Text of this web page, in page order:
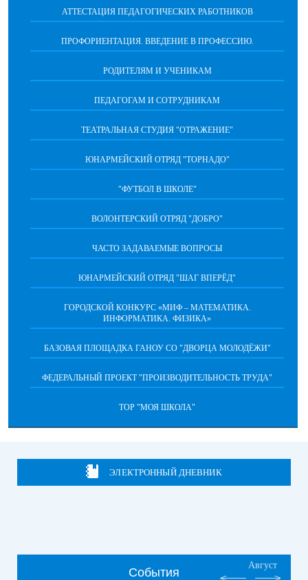
АТТЕСТАЦИЯ ПЕДАГОГИЧЕСКИХ РАБОТНИКОВ
ПРОФОРИЕНТАЦИЯ. ВВЕДЕНИЕ В ПРОФЕССИЮ.
РОДИТЕЛЯМ И УЧЕНИКАМ
ПЕДАГОГАМ И СОТРУДНИКАМ
ТЕАТРАЛЬНАЯ СТУДИЯ "ОТРАЖЕНИЕ"
ЮНАРМЕЙСКИЙ ОТРЯД "ТОРНАДО"
"ФУТБОЛ В ШКОЛЕ"
ВОЛОНТЕРСКИЙ ОТРЯД "ДОБРО"
ЧАСТО ЗАДАВАЕМЫЕ ВОПРОСЫ
ЮНАРМЕЙСКИЙ ОТРЯД "ШАГ ВПЕРËД"
ГОРОДСКОЙ КОНКУРС «МИФ – МАТЕМАТИКА.
ИНФОРМАТИКА. ФИЗИКА»
БАЗОВАЯ ПЛОЩАДКА ГАНОУ СО "ДВОРЦА МОЛОДЁЖИ"
ФЕДЕРАЛЬНЫЙ ПРОЕКТ "ПРОИЗВОДИТЕЛЬНОСТЬ ТРУДА"
ТОР "МОЯ ШКОЛА"
ЭЛЕКТРОННЫЙ ДНЕВНИК
События
Август